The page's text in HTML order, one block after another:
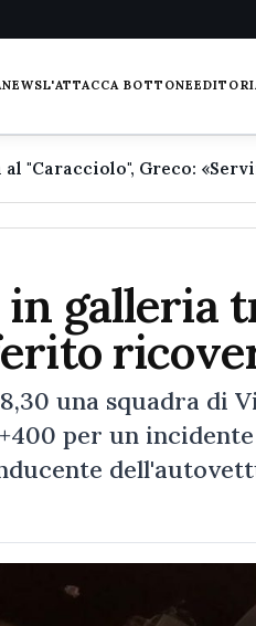
NEWSL'ATTACCA BOTTONE
galleria
una squadra di
per un